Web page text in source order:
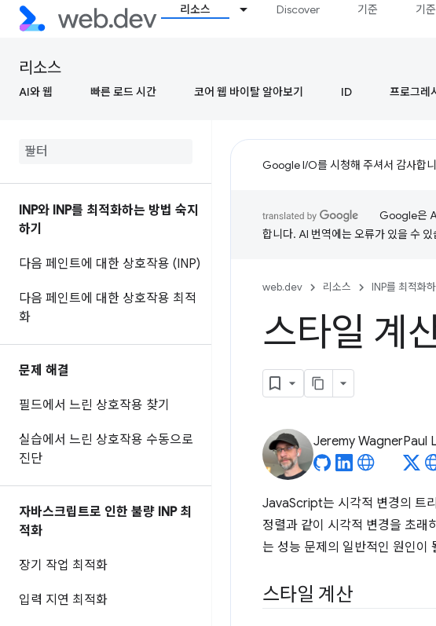
리소스 Discover 기준 기
리소스
AI와 웹 빠른 로드 시간 코어 웹 바이탈 알아보기 ID 프로그레
INP와 INP를 최적화하는 방법 숙지
하기
다음 페인트에 대한 상호작용 (INP)
다음 페인트에 대한 상호작용 최적
화
문제 해결
필드에서 느린 상호작용 찾기
실습에서 느린 상호작용 수동으로
진단
자바스크립트로 인한 불량 INP 최
적화
장기 작업 최적화
입력 지연 최적화
Google I/O를 시청해 주셔서 감사합
Google은
합니다. AI 번역에는 오류가 있을 수 있
web.dev 리소스 INP를 최적화
스타일 계
Jeremy WagnerPaul
JavaScript는 시각적 변경의 트
정렬과 같이 시각적 변경을 초
는 성능 문제의 일반적인 원인이
스타일 계산